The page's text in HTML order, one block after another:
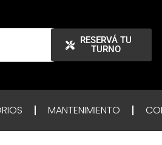
RESERVÁ TU
TURNO
MANTENIMIENTO